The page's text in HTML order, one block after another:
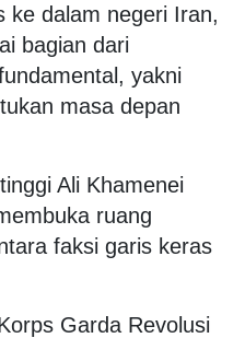
ke dalam negeri Iran,
bagian dari
yakni
masa depan
Ali Khamenei
ruang
faksi garis keras
Garda Revolusi